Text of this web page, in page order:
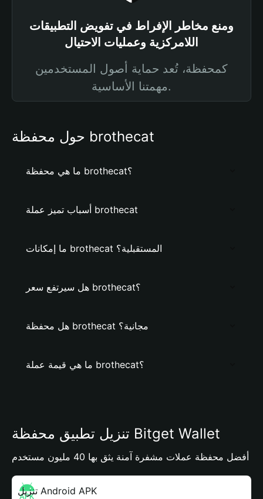
ومنع مخاطر الإفراط في تفويض التطبيقات
اللامركزية وعمليات الاحتيال
كمحفظة، تُعد حماية أصول المستخدمين
مهمتنا الأساسية.
حول محفظة brothecat
ما هي محفظة brothecat؟
أسباب تميز عملة brothecat
ما إمكانات brothecat المستقبلية؟
هل سيرتفع سعر brothecat؟
هل محفظة brothecat مجانية؟
ما هي قيمة عملة brothecat؟
تنزيل تطبيق محفظة Bitget Wallet
أفضل محفظة عملات مشفرة آمنة يثق بها 40 مليون مستخدم
تنزيل Android APK